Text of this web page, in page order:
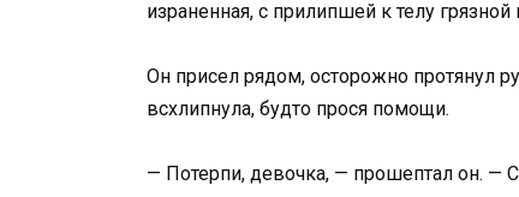
израненная, с прилипшей к телу
Он присел рядом, осторожно протянул
всхлипнула, будто прося помощи.
— Потерпи, девочка, — прошептал он. —